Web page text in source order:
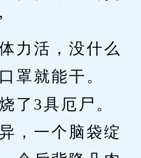
活，没什么
罩就能干。
3具厄尸。
一个脑袋绽